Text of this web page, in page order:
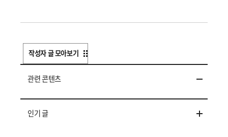
작성자 글 모아보기
관련 콘텐츠
인기 글